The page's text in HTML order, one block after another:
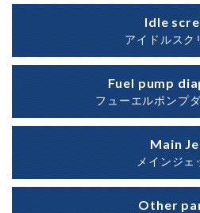
Idle
アイドルスク
Fuel pump
フューエルポンプ
Main
メインジェ
Other